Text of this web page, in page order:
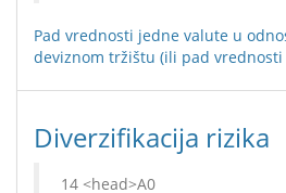
Pad vrednosti jedne valute u
deviznom tržištu (ili pad
Diverzifikacija rizika